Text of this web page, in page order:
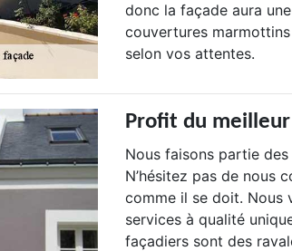
donc la façade aura
couvertures
selon vos attentes.
Profit du
Nous faisons partie
N’hésitez pas de nous
comme il se doit. Nous
services à qualité
façadiers sont des